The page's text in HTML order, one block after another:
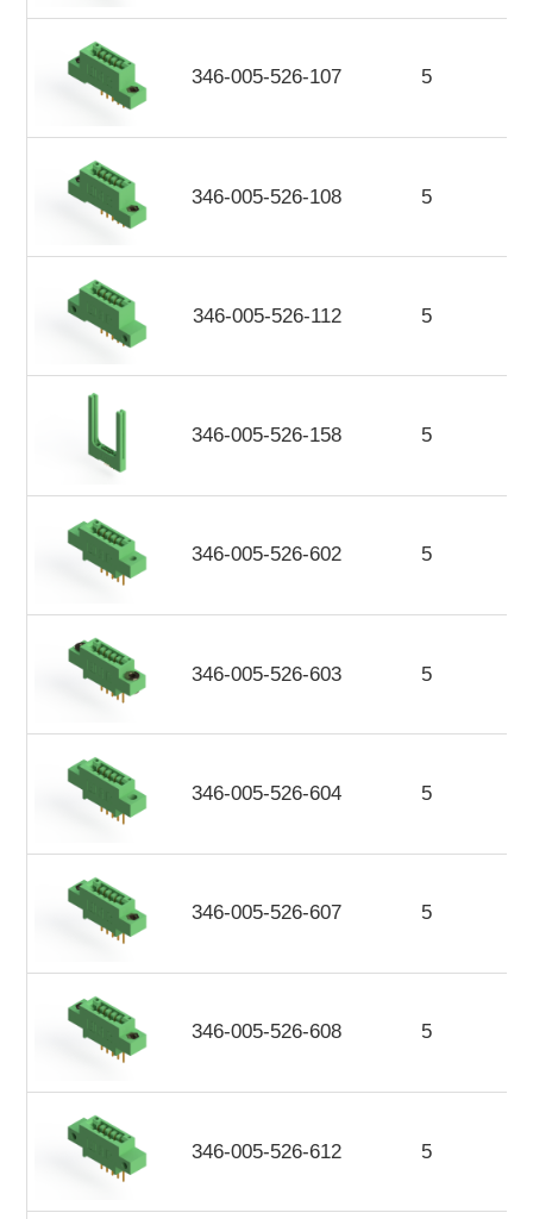
346-005-526-107 5
346-005-526-108 5
346-005-526-112 5
346-005-526-158 5
346-005-526-602 5
346-005-526-603 5
346-005-526-604 5
346-005-526-607 5
346-005-526-608 5
346-005-526-612 5